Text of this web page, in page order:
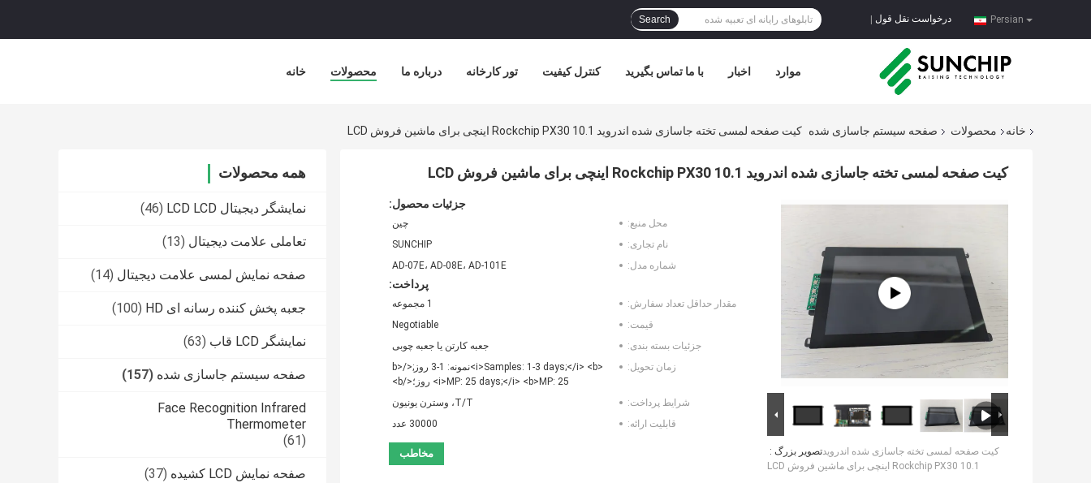
Persian درخواست نقل قول Search
خانه محصولات درباره ما تور کارخانه کنترل کیفیت با ما تماس بگیرید اخبار موارد
خانه محصولات صفحه سیستم جاسازی شده کیت صفحه لمسی تخته جاسازی شده اندروید Rockchip PX30 10.1 اینچی برای ماشین فروش LCD
همه محصولات
نمایشگر دیجیتال LCD LCD (46)
تعاملی علامت دیجیتال (13)
صفحه نمایش لمسی علامت دیجیتال (14)
جعبه پخش کننده رسانه ای HD (100)
نمایشگر LCD قاب (63)
صفحه سیستم جاسازی شده (157)
Face Recognition Infrared
Thermometer
(61)
صفحه نمایش LCD کشیده (37)
کیت صفحه لمسی تخته جاسازی شده اندروید Rockchip PX30 10.1 اینچی برای ماشین فروش LCD
تصویر بزرگ :کیت صفحه لمسی تخته جاسازی شده اندروید
Rockchip PX30 10.1 اینچی برای ماشین فروش LCD
جزئیات محصول:
محل منبع:
چین
نام تجاری:
SUNCHIP
شماره مدل:
AD-07E، AD-08E، AD-101E
پرداخت:
مقدار حداقل تعداد سفارش:
1 مجموعه
قیمت:
Negotiable
جزئیات بسته بندی:
جعبه کارتن یا جعبه چوبی
زمان تحویل:
<i>Samples: 1-3 days;</i> <b>نمونه: 1-3 روز;</b>
<i>MP: 25 days;</i> <b>MP: 25 روز؛</b>
شرایط پرداخت:
T/T، وسترن یونیون
قابلیت ارائه:
30000 عدد
مخاطب